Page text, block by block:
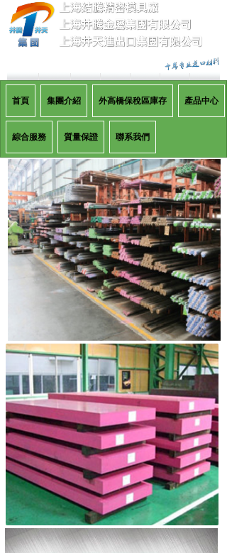
首頁 集團介紹 外高橋保稅區庫存 產品中心
綜合服務 質量保證 聯系我們